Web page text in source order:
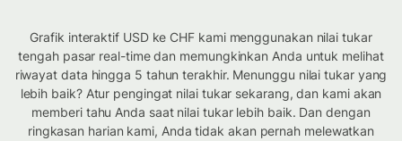
Grafik interaktif USD ke CHF kami menggunakan nilai tukar
tengah pasar real-time dan memungkinkan Anda untuk melihat
riwayat data hingga 5 tahun terakhir. Menunggu nilai tukar yang
lebih baik? Atur pengingat nilai tukar sekarang, dan kami akan
memberi tahu Anda saat nilai tukar lebih baik. Dan dengan
ringkasan harian kami, Anda tidak akan pernah melewatkan